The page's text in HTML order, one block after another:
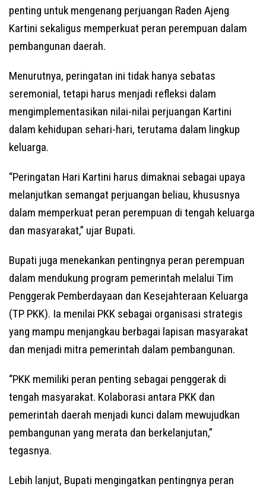
penting untuk mengenang perjuangan Raden Ajeng
Kartini sekaligus memperkuat peran perempuan dalam
pembangunan daerah.
Menurutnya, peringatan ini tidak hanya sebatas
seremonial, tetapi harus menjadi refleksi dalam
mengimplementasikan nilai-nilai perjuangan Kartini
dalam kehidupan sehari-hari, terutama dalam lingkup
keluarga.
“Peringatan Hari Kartini harus dimaknai sebagai upaya
melanjutkan semangat perjuangan beliau, khususnya
dalam memperkuat peran perempuan di tengah keluarga
dan masyarakat,” ujar Bupati.
Bupati juga menekankan pentingnya peran perempuan
dalam mendukung program pemerintah melalui Tim
Penggerak Pemberdayaan dan Kesejahteraan Keluarga
(TP PKK). Ia menilai PKK sebagai organisasi strategis
yang mampu menjangkau berbagai lapisan masyarakat
dan menjadi mitra pemerintah dalam pembangunan.
“PKK memiliki peran penting sebagai penggerak di
tengah masyarakat. Kolaborasi antara PKK dan
pemerintah daerah menjadi kunci dalam mewujudkan
pembangunan yang merata dan berkelanjutan,”
tegasnya.
Lebih lanjut, Bupati mengingatkan pentingnya peran